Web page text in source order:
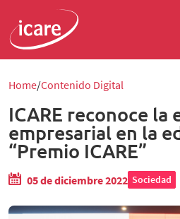
Home Contenido Digital
ICARE reconoce la
empresarial en la
“Premio ICARE”
05 de diciembre 2022 Sociedad